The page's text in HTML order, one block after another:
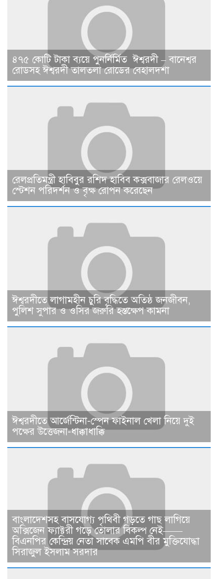
৪৭৫ কোটি টাকা ব্যয়ে পুনর্নির্মিত ঈশ্বরদী – বানেশ্বর
রোডসহ ঈশ্বরদী তালতলা রোডের বেহালদশা
রেলপ্রতিমন্ত্রী হাবিবুর রশিদ হাবিব কক্সবাজার রেলওয়ে
স্টেশন পরিদর্শন ও বৃক্ষ রোপন করেছেন
ঈশ্বরদীতে লাগামহীন চুরি বৃদ্ধিতে অতিষ্ঠ জনজীবন,
পুলিশ সুপার ও ওসির জরুরি হস্তক্ষেপ কামনা ​
ঈশ্বরদীতে আর্জেন্টিনা-স্পেন ফাইনাল খেলা নিয়ে দুই
পক্ষের উত্তেজনা-ধাক্কাধাক্কি
বাংলাদেশসহ বাসযোগ্য পৃথিবী গড়তে গাছ লাগিয়ে
অক্সিজেন ফ্যাক্টরী গড়ে তোলার বিকল্প নেই——
বিএনপির কেন্দ্রিয় নেতা সাবেক এমপি বীর মুক্তিযোদ্ধা
সিরাজুল ইসলাম সরদার